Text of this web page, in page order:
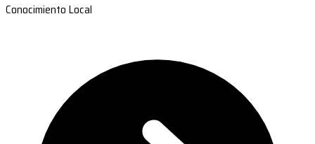
Conocimiento Local